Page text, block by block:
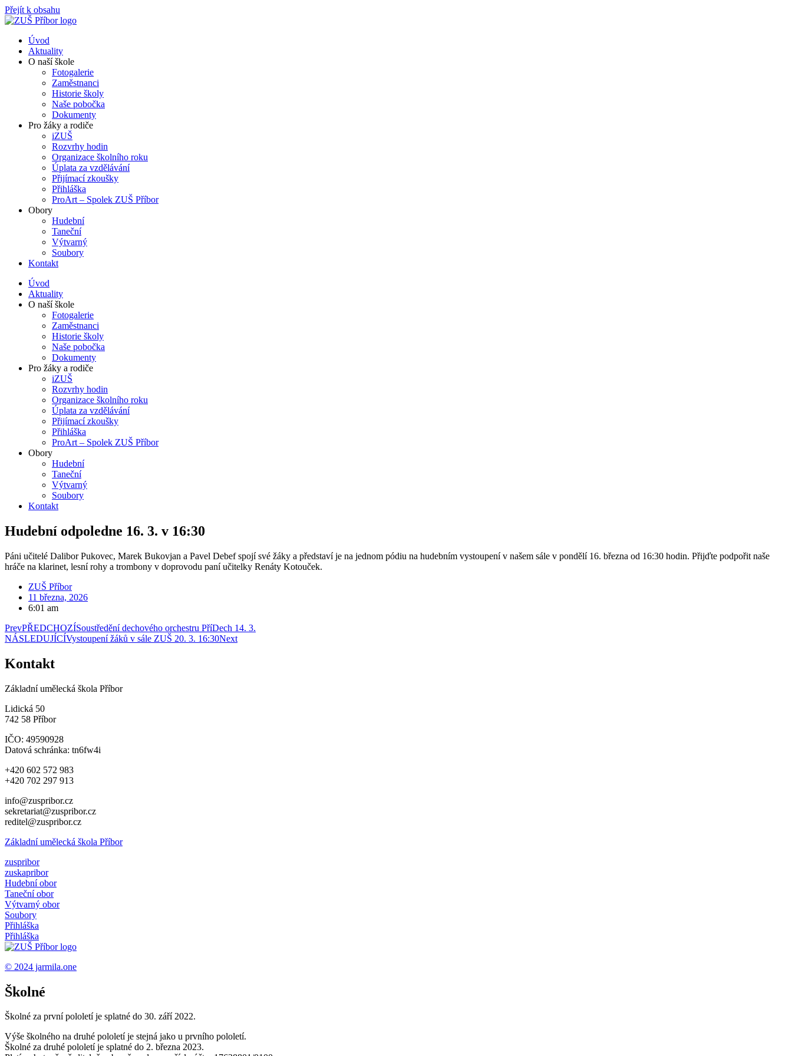
Přejít k obsahu
Úvod
Aktuality
O naší škole
Fotogalerie
Zaměstnanci
Historie školy
Naše pobočka
Dokumenty
Pro žáky a rodiče
iZUŠ
Rozvrhy hodin
Organizace školního roku
Úplata za vzdělávání
Přijímací zkoušky
Přihláška
ProArt – Spolek ZUŠ Příbor
Obory
Hudební
Taneční
Výtvarný
Soubory
Kontakt
Úvod
Aktuality
O naší škole
Fotogalerie
Zaměstnanci
Historie školy
Naše pobočka
Dokumenty
Pro žáky a rodiče
iZUŠ
Rozvrhy hodin
Organizace školního roku
Úplata za vzdělávání
Přijímací zkoušky
Přihláška
ProArt – Spolek ZUŠ Příbor
Obory
Hudební
Taneční
Výtvarný
Soubory
Kontakt
Hudební odpoledne 16. 3. v 16:30
Páni učitelé Dalibor Pukovec, Marek Bukovjan a Pavel Debef spojí své žáky a představí je na jednom pódiu na hudebním vystoupení v našem sále v pondělí 16. března od 16:30 hodin. Přijďte podpořit naše
hráče na klarinet, lesní rohy a trombony v doprovodu paní učitelky Renáty Kotouček.
ZUŠ Příbor
11 března, 2026
6:01 am
PrevPŘEDCHOZÍSoustředění dechového orchestru PříDech 14. 3.
NÁSLEDUJÍCÍVystoupení žáků v sále ZUŠ 20. 3. 16:30Next
Kontakt
Základní umělecká škola Příbor
Lidická 50
742 58 Příbor
IČO: 49590928
Datová schránka: tn6fw4i
+420 602 572 983
+420 702 297 913
info@zuspribor.cz
sekretariat@zuspribor.cz
reditel@zuspribor.cz
Základní umělecká škola Příbor
zuspribor
zuskapribor
Hudební obor
Taneční obor
Výtvarný obor
Soubory
Přihláška
Přihláška
© 2024 jarmila.one
Školné
Školné za první pololetí je splatné do 30. září 2022.
Výše školného na druhé pololetí je stejná jako u prvního pololetí.
Školné za druhé pololetí je splatné do 2. března 2023.